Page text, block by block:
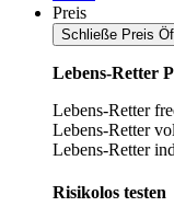
Preis
Schließe Preis
Lebens-Retter
Lebens-Retter
Lebens-Retter
Lebens-Retter
Risikolos testen